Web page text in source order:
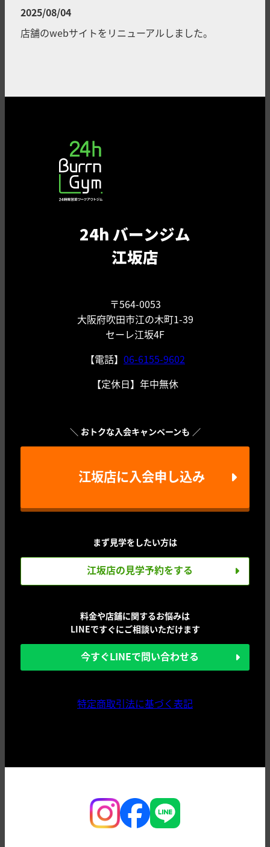
2025/08/04
店舗のwebサイトをリニューアルしました。
24h バーンジム
江坂店
〒564-0053
大阪府吹田市江の木町1-39
セーレ江坂4F
【電話】 06-6155-9602
【定休日】年中無休
＼ おトクな入会キャンペーンも ／
江坂店に入会申し込み
まず見学をしたい方は
江坂店の見学予約をする
料金や店舗に関するお悩みは
LINEですぐにご相談いただけます
今すぐLINEで問い合わせる
特定商取引法に基づく表記